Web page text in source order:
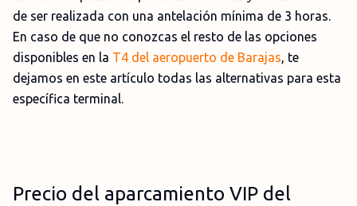
de ser realizada con una antelación mínima de 3 horas.
En caso de que no conozcas el resto de las opciones
disponibles en la T4 del aeropuerto de Barajas, te
dejamos en este artículo todas las alternativas para esta
específica terminal.
Precio del aparcamiento VIP del